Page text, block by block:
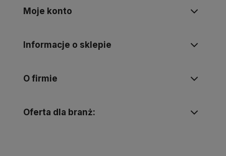
Moje konto
Informacje o sklepie
O firmie
Oferta dla branż: